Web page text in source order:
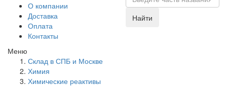
О компании
Доставка
Оплата
Контакты
Найти
Меню
Склад в СПБ и Москве
Химия
Химические реактивы